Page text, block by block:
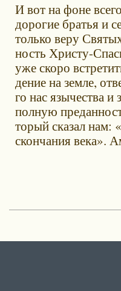
И вот на фоне
до­ро­гие бра­тья и
толь­ко ве­ру
ность Хри­сту-
уже ско­ро
де­ние на зем­ле,
го нас язы­че­ства и
пол­ную
то­рый ска­зал нам:
скон­ча­ния ве­ка».